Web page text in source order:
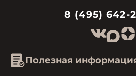
8 (495) 642-
Полезная